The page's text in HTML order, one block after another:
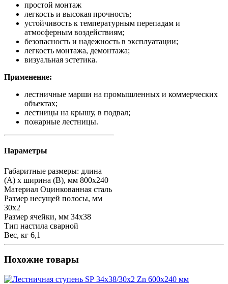
простой монтаж
легкость и высокая прочность;
устойчивость к температурным перепадам и
атмосферным воздействиям;
безопасность и надежность в эксплуатации;
легкость монтажа, демонтажа;
визуальная эстетика.
Применение:
лестничные марши на промышленных и коммерческих
объектах;
лестницы на крышу, в подвал;
пожарные лестницы.
Параметры
Габаритные размеры: длина
(А) х ширина (В), мм 800х240
Материал Оцинкованная сталь
Размер несущей полосы, мм
30х2
Размер ячейки, мм 34х38
Тип настила сварной
Вес, кг 6,1
Похожие товары